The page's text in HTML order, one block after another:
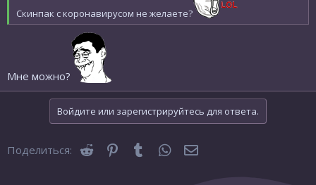
Скинпак с коронавирусом не желаете?
Мне можно?
Войдите или зарегистрируйтесь для ответа.
Поделиться: Reddit Pinterest
TumblrWhatsAppЭлектронная почта